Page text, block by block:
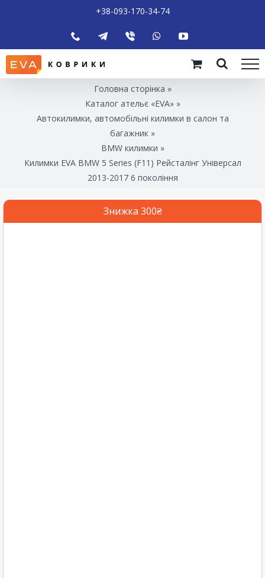
+38-093-170-34-74
Головна сторінка »
Каталог ательє «EVA»»
Автокилимки, автомобільні килимки в салон та
багажник »
BMW килимки »
Килимки EVA BMW 5 Series (F11) Рейсталінг Універсал
2013-2017 6 покоління
Знижка 300₴